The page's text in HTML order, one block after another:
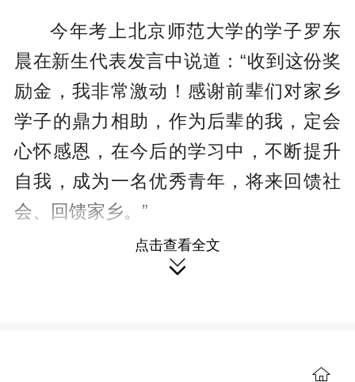
今年考上北京师范大学的学子罗东
晨在新生代表发言中说道：“收到这份奖
励金，我非常激动！感谢前辈们对家乡
学子的鼎力相助，作为后辈的我，定会
心怀感恩，在今后的学习中，不断提升
自我，成为一名优秀青年，将来回馈社
会、回馈家乡。”
准大一新生丁饶峰在采访中告诉记
结合，助力乡村振兴。“我会用实际行动
点击查看全文
